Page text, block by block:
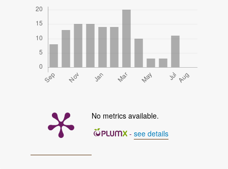
No metrics available.
- see details